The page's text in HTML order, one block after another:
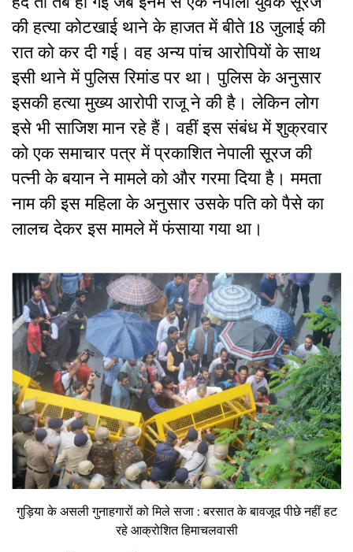
की हत्या कोटखाई थाने के हाजत में बीते 18 जुलाई की
रात को कर दी गई। वह अन्य पांच आरोपियों के साथ
इसी थाने में पुलिस रिमांड पर था। पुलिस के अनुसार
इसकी हत्या मुख्य आरोपी राजू ने की है। लेकिन लोग
इसे भी साजिश मान रहे हैं। वहीं इस संबंध में शुक्रवार
को एक समाचार पत्र में प्रकाशित नेपाली सूरज की
पत्नी के बयान ने मामले को और गरमा दिया है। ममता
नाम की इस महिला के अनुसार उसके पति को पैसे का
लालच देकर इस मामले में फंसाया गया था।
गुड़िया के असली गुनाहगारों को मिले सजा : बरसात के बावजूद पीछे नहीं हट
रहे आक्रोशित हिमाचलवासी